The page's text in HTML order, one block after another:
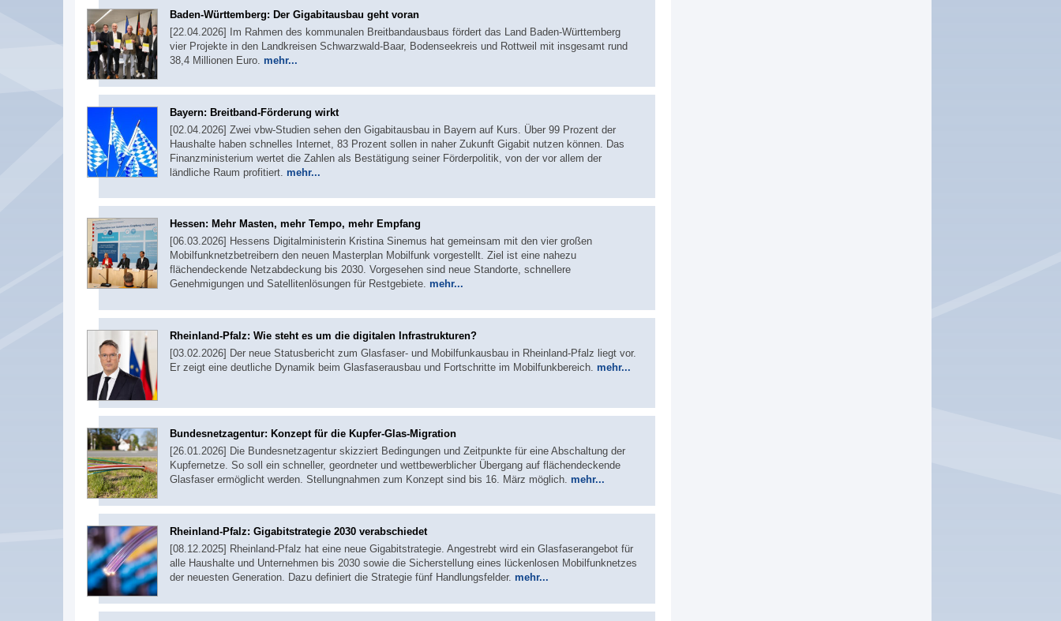
Baden-Württemberg: Der Gigabitausbau geht voran
[22.04.2026] Im Rahmen des kommunalen Breitbandausbaus fördert das Land Baden-Württemberg
vier Projekte in den Landkreisen Schwarzwald-Baar, Bodenseekreis und Rottweil mit insgesamt rund
38,4 Millionen Euro. mehr...
Bayern: Breitband-Förderung wirkt
[02.04.2026] Zwei vbw-Studien sehen den Gigabitausbau in Bayern auf Kurs. Über 99 Prozent der
Haushalte haben schnelles Internet, 83 Prozent sollen in naher Zukunft Gigabit nutzen können. Das
Finanzministerium wertet die Zahlen als Bestätigung seiner Förderpolitik, von der vor allem der
ländliche Raum profitiert. mehr...
Hessen: Mehr Masten, mehr Tempo, mehr Empfang
[06.03.2026] Hessens Digitalministerin Kristina Sinemus hat gemeinsam mit den vier großen
Mobilfunknetzbetreibern den neuen Masterplan Mobilfunk vorgestellt. Ziel ist eine nahezu
flächendeckende Netzabdeckung bis 2030. Vorgesehen sind neue Standorte, schnellere
Genehmigungen und Satellitenlösungen für Restgebiete. mehr...
Rheinland-Pfalz: Wie steht es um die digitalen Infrastrukturen?
[03.02.2026] Der neue Statusbericht zum Glasfaser- und Mobilfunkausbau in Rheinland-Pfalz liegt vor.
Er zeigt eine deutliche Dynamik beim Glasfaserausbau und Fortschritte im Mobilfunkbereich. mehr...
Bundesnetzagentur: Konzept für die Kupfer-Glas-Migration
[26.01.2026] Die Bundesnetzagentur skizziert Bedingungen und Zeitpunkte für eine Abschaltung der
Kupfernetze. So soll ein schneller, geordneter und wettbewerblicher Übergang auf flächendeckende
Glasfaser ermöglicht werden. Stellungnahmen zum Konzept sind bis 16. März möglich. mehr...
Rheinland-Pfalz: Gigabitstrategie 2030 verabschiedet
[08.12.2025] Rheinland-Pfalz hat eine neue Gigabitstrategie. Angestrebt wird ein Glasfaserangebot für
alle Haushalte und Unternehmen bis 2030 sowie die Sicherstellung eines lückenlosen Mobilfunknetzes
der neuesten Generation. Dazu definiert die Strategie fünf Handlungsfelder. mehr...